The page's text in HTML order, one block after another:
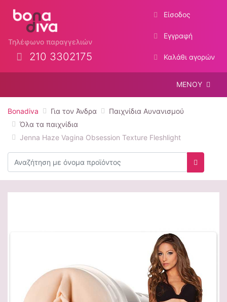
Τηλέφωνο παραγγελιών
210 3302175
Είσοδος
Εγγραφή
Καλάθι αγορών
ΜΕΝΟΥ
Bonadiva Για τον Άνδρα
Παιχνίδια Αυνανισμού
Όλα τα παιχνίδια
Jenna Haze Vagina Obsession Texture Fleshlight
Αναζήτηση